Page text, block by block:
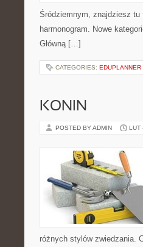
Śródziemnym, znajdziesz tu
harmonogram. Nowe
Główną […]
CATEGORIES: EDUPLANNER
KONIN
POSTED BY ADMIN LUT
różnych stylów zwiedzania.